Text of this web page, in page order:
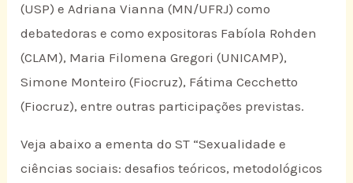
(USP) e Adriana Vianna (MN/UFRJ) como
debatedoras e como expositoras Fabíola Rohden
(CLAM), Maria Filomena Gregori (UNICAMP),
Simone Monteiro (Fiocruz), Fátima Cecchetto
(Fiocruz), entre outras participações previstas.
Veja abaixo a ementa do ST “Sexualidade e
ciências sociais: desafios teóricos, metodológicos